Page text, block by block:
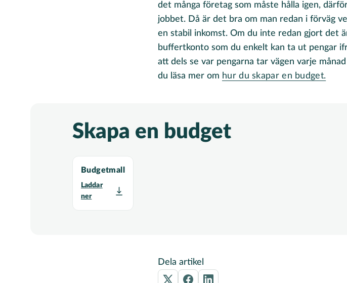
det många företag som måste hålla igen,
jobbet. Då är det bra om man redan i förväg
en stabil inkomst. Om du inte redan gjort det
buffertkonto som du enkelt kan ta ut pengar
att dels se var pengarna tar vägen varje
du läsa mer om hur du skapar en budget.
Skapa en budget
Budgetmall
Laddar
ner
Dela artikel